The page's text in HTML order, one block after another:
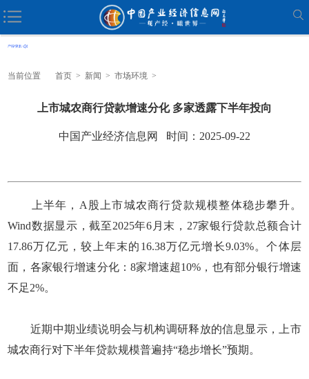
当前位置 首页 > 新闻 > 市场环境 >
上市城农商行贷款增速分化 多家透露下半年投向
中国产业经济信息网 时间：2025-09-22
上半年，A股上市城农商行贷款规模整体稳步攀升。
Wind数据显示，截至2025年6月末，27家银行贷款总额合计
17.86万亿元，较上年末的16.38万亿元增长9.03%。个体层
面，各家银行增速分化：8家增速超10%，也有部分银行增速
不足2%。
近期中期业绩说明会与机构调研释放的信息显示，上市
城农商行对下半年贷款规模普遍持“稳步增长”预期。